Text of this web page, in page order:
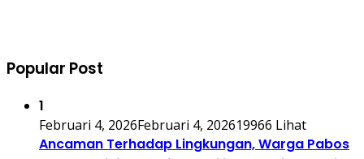
Popular Post
1
Februari 4, 2026Februari 4, 202619966 Lihat
Ancaman Terhadap Lingkungan, Warga Pabos